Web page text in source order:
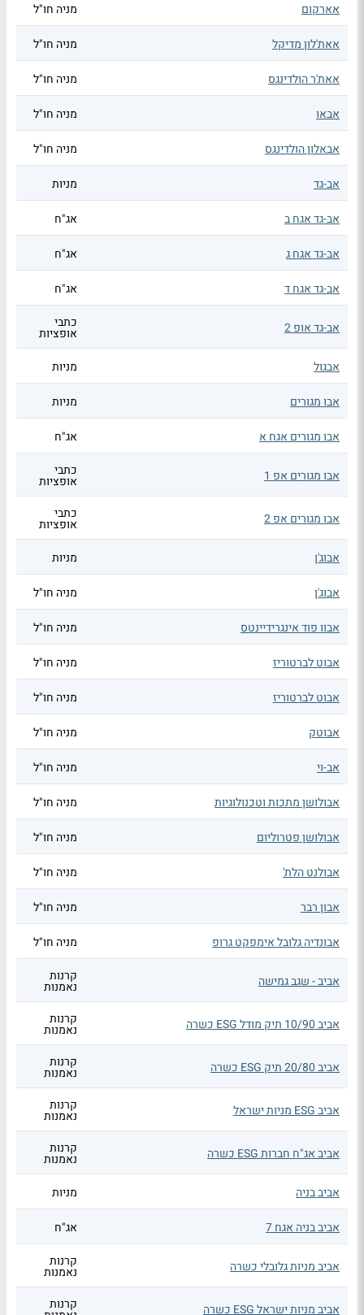
אארקום מניה חו"ל
אאת'לון מדיקל מניה חו"ל
אאת'ר הולדינגס מניה חו"ל
אבאו מניה חו"ל
אבאלון הולדינגס מניה חו"ל
אב-גד מניות
אב-גד אגח ב אג"ח
אב-גד אגח ג אג"ח
אב-גד אגח ד אג"ח
אב-גד אופ 2 כתבי
אופציות
אבגול
מניות
אבו מגורים מניות
אבו מגורים אגח א אג"ח
אבו מגורים אפ 1 כתבי
אופציות
אבו מגורים אפ 2 כתבי
אופציות
אבוג'ן
מניות
אבוג'ן מניה חו"ל
אבוו פוד אינגרידיינטס מניה חו"ל
אבוט לברטוריז מניה חו"ל
אבוט לברטוריז מניה חו"ל
אבוטק מניה חו"ל
אב-וי מניה חו"ל
אבולושן מתכות וטכנולוגיות מניה חו"ל
אבולושן פטרוליום מניה חו"ל
אבולנט הלת' מניה חו"ל
אבון רבר מניה חו"ל
אבונדיה גלובל אימפקט גרופ מניה חו"ל
אביב - שגב גמישה קרנות
נאמנות
אביב 10/90 תיק מודל ESG כשרה קרנות
נאמנות
אביב 20/80 תיק ESG כשרה קרנות
נאמנות
אביב ESG מניות ישראל קרנות
נאמנות
אביב אג"ח חברות ESG כשרה קרנות
נאמנות
אביב בניה
מניות
אביב בניה אגח 7 אג"ח
אביב מניות גלובלי כשרה קרנות
נאמנות
אביב מניות ישראל ESG כשרה קרנות